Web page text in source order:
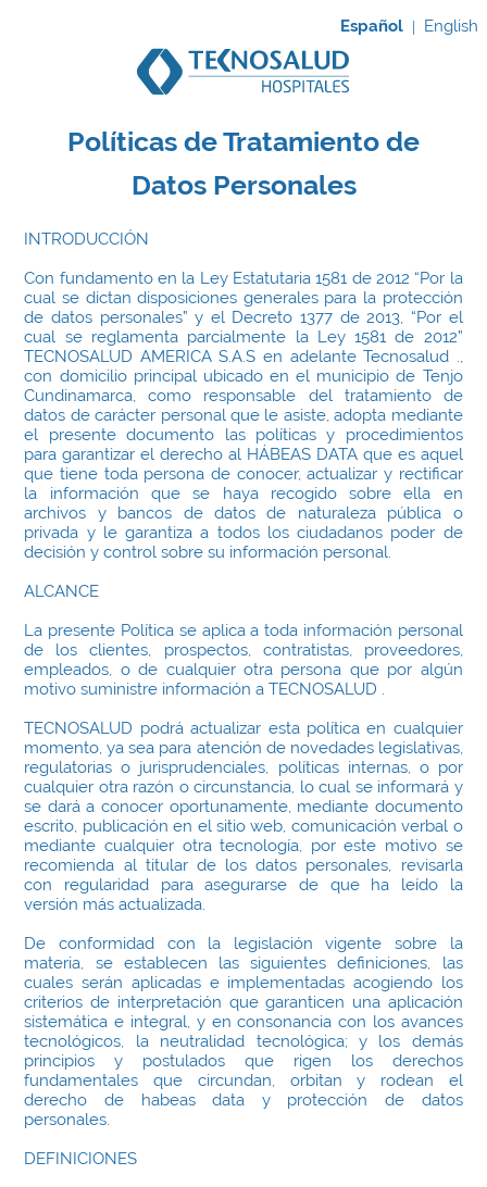
Español | English
Políticas de Tratamiento de
Datos Personales
INTRODUCCIÓN
Con fundamento en la Ley Estatutaria 1581 de 2012 “Por la
cual se dictan disposiciones generales para la protección
de datos personales” y el Decreto 1377 de 2013, “Por el
cual se reglamenta parcialmente la Ley 1581 de 2012”
TECNOSALUD AMERICA S.A.S en adelante Tecnosalud .,
con domicilio principal ubicado en el municipio de Tenjo
Cundinamarca, como responsable del tratamiento de
datos de carácter personal que le asiste, adopta mediante
el presente documento las políticas y procedimientos
para garantizar el derecho al HÁBEAS DATA que es aquel
que tiene toda persona de conocer, actualizar y rectificar
la información que se haya recogido sobre ella en
archivos y bancos de datos de naturaleza pública o
privada y le garantiza a todos los ciudadanos poder de
decisión y control sobre su información personal.
ALCANCE
La presente Política se aplica a toda información personal
de los clientes, prospectos, contratistas, proveedores,
empleados, o de cualquier otra persona que por algún
motivo suministre información a TECNOSALUD .
TECNOSALUD podrá actualizar esta política en cualquier
momento, ya sea para atención de novedades legislativas,
regulatorias o jurisprudenciales, políticas internas, o por
cualquier otra razón o circunstancia, lo cual se informará y
se dará a conocer oportunamente, mediante documento
escrito, publicación en el sitio web, comunicación verbal o
mediante cualquier otra tecnología, por este motivo se
recomienda al titular de los datos personales, revisarla
con regularidad para asegurarse de que ha leído la
versión más actualizada.
De conformidad con la legislación vigente sobre la
materia, se establecen las siguientes definiciones, las
cuales serán aplicadas e implementadas acogiendo los
criterios de interpretación que garanticen una aplicación
sistemática e integral, y en consonancia con los avances
tecnológicos, la neutralidad tecnológica; y los demás
principios y postulados que rigen los derechos
fundamentales que circundan, orbitan y rodean el
derecho de habeas data y protección de datos
personales.
DEFINICIONES